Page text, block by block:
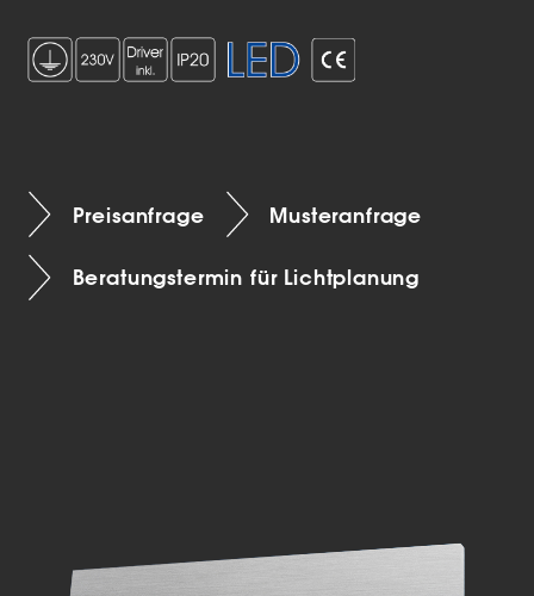
Preisanfrage Musteranfrage
Beratungstermin für Lichtplanung